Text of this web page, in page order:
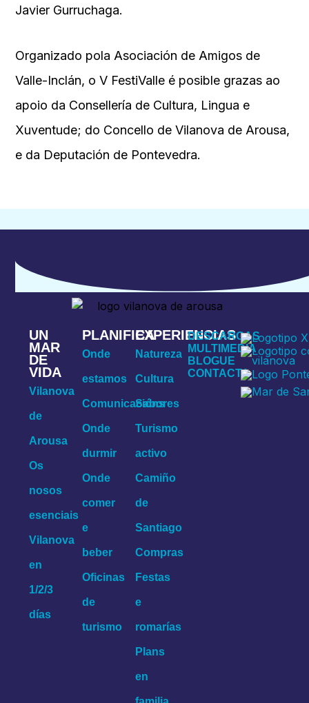
Javier Gurruchaga.
Organizado pola Asociación de Amigos de
Valle-Inclán, o V FestiValle é posible grazas ao
apoio da Consellería de Cultura, Lingua e
Xuventude; do Concello de Vilanova de Arousa,
e da Deputación de Pontevedra.
UN
MAR
DE
VIDA
Vilanova
de
Arousa
Os
nosos
esenciais
Vilanova
en
1/2/3
días
PLANIFICA
Onde
estamos
Comunicacións
Onde
durmir
Onde
comer
e
beber
Oficinas
de
turismo
EXPERIENCIAS
Natureza
Cultura
Sabores
Turismo
activo
Camiño
de
Santiago
Compras
Festas
e
romarías
Plans
en
DESCARGAS
MULTIMEDIA
BLOGUE
CONTACTA